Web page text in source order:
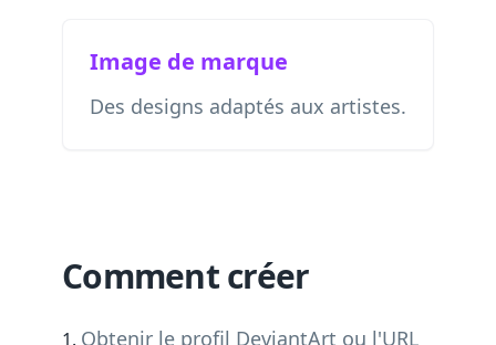
Image de marque
Des designs adaptés aux artistes.
Comment créer
Obtenir le profil DeviantArt ou l'URL